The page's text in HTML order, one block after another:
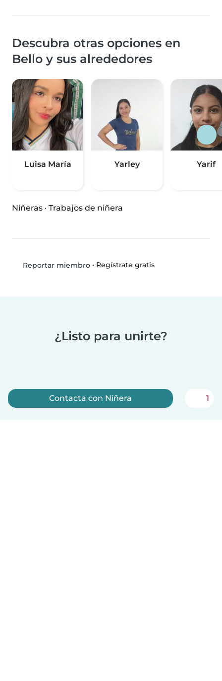
Descubra otras opciones en
Bello y sus alrededores
Luisa María Yarley Yarif
Niñeras · Trabajos de niñera
Reportar miembro• Regístrate gratis
¿Listo para unirte?
Contacta con Niñera 1